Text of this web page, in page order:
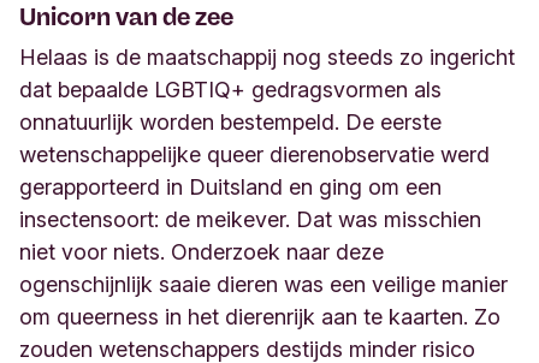
Unicorn van de zee
Helaas is de maatschappij nog steeds zo ingericht
dat bepaalde LGBTIQ+ gedragsvormen als
onnatuurlijk worden bestempeld. De eerste
wetenschappelijke queer dierenobservatie werd
gerapporteerd in Duitsland en ging om een
insectensoort: de meikever. Dat was misschien
niet voor niets. Onderzoek naar deze
ogenschijnlijk saaie dieren was een veilige manier
om queerness in het dierenrijk aan te kaarten. Zo
zouden wetenschappers destijds minder risico